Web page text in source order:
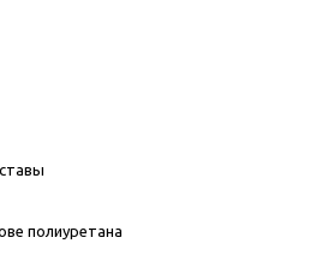
полиуретана